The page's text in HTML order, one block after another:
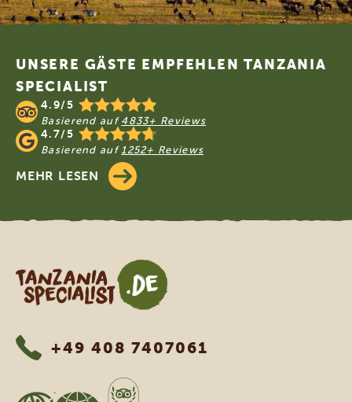
Footer
UNSERE GÄSTE EMPFEHLEN TANZANIA
SPECIALIST
4.9/5
Basierend auf 4833+ Reviews
4.7/5
Basierend auf 1252+ Reviews
MEHR LESEN
Tanzania Specialist
+49 408 7407061